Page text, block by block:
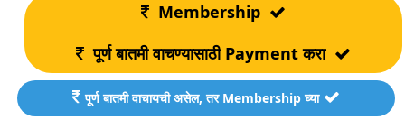
Membership
पूर्ण बातमी वाचण्यासाठी Payment करा
पूर्ण बातमी वाचायची असेल, तर Membership घ्या